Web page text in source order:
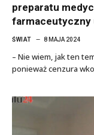
preparatu
farmaceutyczny
ŚWIAT 8 MAJA 2024
– Nie wiem, jak ten
ponieważ cenzura